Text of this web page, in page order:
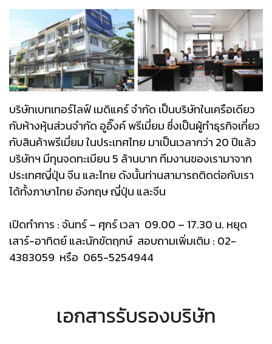
บริษัทเบทเทอร์ไลฟ์ เมดิแคร์ จำกัด เป็นบริษัทในเครือเดียว
กับห้างหุ้นส่วนจำกัด อูอิ๊งค์ พรีเมี่ยม ซึ่งเป็นผู้ทำธุรกิจเกี่ยว
กับสินค้าพรีเมี่ยม ในประเทศไทย มาเป็นเวลากว่า 20 ปีแล้ว
บริษัทฯ มีทุนจดทะเบียน 5 ล้านบาท ทีมงานของเรามาจาก
ประเทศญี่ปุ่น จีน และไทย ดังนั้นท่านสามารถติดต่อกับเรา
ได้ทั้งภาษาไทย อังกฤษ ญี่ปุ่น และจีน
เปิดทำการ : จันทร์ – ศุกร์ เวลา 09.00 – 17.30 น. หยุด
เสาร์-อาทิตย์ และนักขัตฤกษ์ สอบถามเพิ่มเติม : 02-
4383059 หรือ 065-5254944
เอกสารรับรองบริษัท